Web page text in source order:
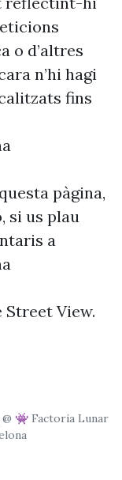
o d’altres
n’hi hagi
fins
pàgina,
si us plau
a
Street View.
@ 👾 Factoria Lunar